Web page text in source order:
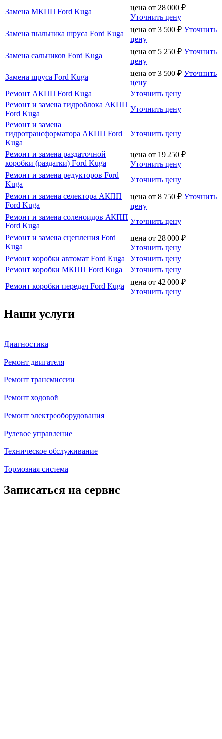
Замена МКПП Ford Kuga
цена от 28 000 ₽
Уточнить цену
Замена пыльника шруса Ford Kuga
цена от 3 500 ₽ Уточнить
цену
Замена сальников Ford Kuga
цена от 5 250 ₽ Уточнить
цену
Замена шруса Ford Kuga
цена от 3 500 ₽ Уточнить
цену
Ремонт АКПП Ford Kuga
Уточнить цену
Ремонт и замена гидроблока АКПП
Ford Kuga
Уточнить цену
Ремонт и замена
гидротрансформатора АКПП Ford
Kuga
Уточнить цену
Ремонт и замена раздаточной
коробки (раздатки) Ford Kuga
цена от 19 250 ₽
Уточнить цену
Ремонт и замена редукторов Ford
Kuga
Уточнить цену
Ремонт и замена селектора АКПП
Ford Kuga
цена от 8 750 ₽ Уточнить
цену
Ремонт и замена соленоидов АКПП
Ford Kuga
Уточнить цену
Ремонт и замена сцепления Ford
Kuga
цена от 28 000 ₽
Уточнить цену
Ремонт коробки автомат Ford Kuga
Уточнить цену
Ремонт коробки МКПП Ford Kuga
Уточнить цену
Ремонт коробки передач Ford Kuga
цена от 42 000 ₽
Уточнить цену
Наши услуги
Диагностика
Ремонт двигателя
Ремонт трансмиссии
Ремонт ходовой
Ремонт электрооборудования
Рулевое управление
Техническое обслуживание
Тормозная система
Записаться на сервис